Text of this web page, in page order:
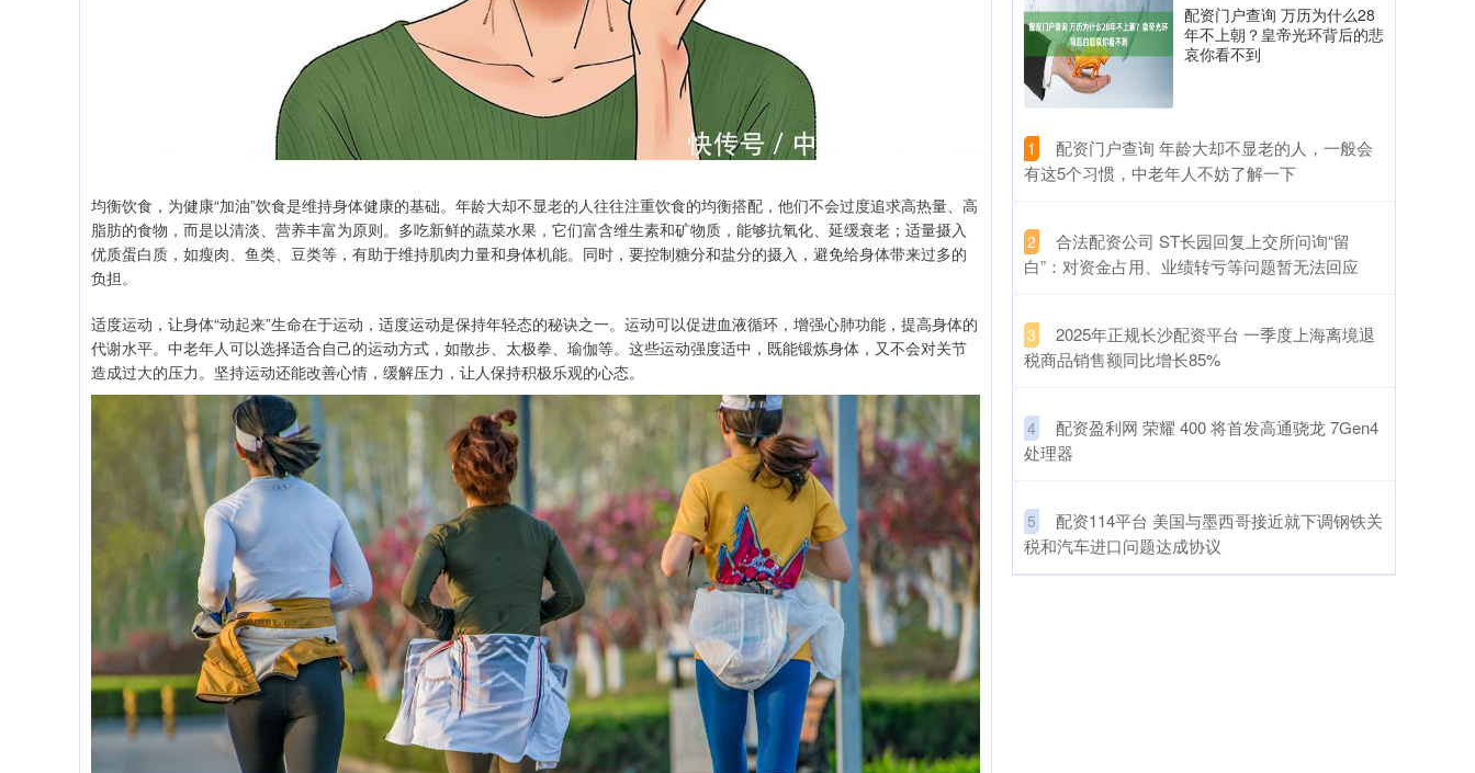
均衡饮食，为健康“加油”饮食是维持身体健康的基础。年龄大却不显老的人往往注重饮食的均衡搭配，他们不会过度追求高热量、高
脂肪的食物，而是以清淡、营养丰富为原则。多吃新鲜的蔬菜水果，它们富含维生素和矿物质，能够抗氧化、延缓衰老；适量摄入
优质蛋白质，如瘦肉、鱼类、豆类等，有助于维持肌肉力量和身体机能。同时，要控制糖分和盐分的摄入，避免给身体带来过多的
负担。
适度运动，让身体“动起来”生命在于运动，适度运动是保持年轻态的秘诀之一。运动可以促进血液循环，增强心肺功能，提高身体的
代谢水平。中老年人可以选择适合自己的运动方式，如散步、太极拳、瑜伽等。这些运动强度适中，既能锻炼身体，又不会对关节
造成过大的压力。坚持运动还能改善心情，缓解压力，让人保持积极乐观的心态。
配资门户查询 万历为什么28
年不上朝？皇帝光环背后的悲
哀你看不到
1
​配资门户查询 年龄大却不显老的人，一般会
有这5个习惯，中老年人不妨了解一下
2
​合法配资公司 ST长园回复上交所问询“留
白”：对资金占用、业绩转亏等问题暂无法回应
3
​2025年正规长沙配资平台 一季度上海离境退
税商品销售额同比增长85%
4
​配资盈利网 荣耀 400 将首发高通骁龙 7Gen4
处理器
5
​配资114平台 美国与墨西哥接近就下调钢铁关
税和汽车进口问题达成协议